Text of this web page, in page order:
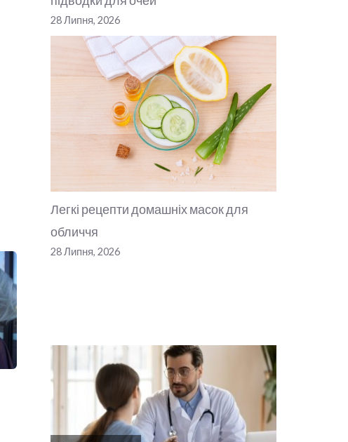
28 Липня, 2026
Легкі рецепти домашніх масок для
обличчя
28 Липня, 2026